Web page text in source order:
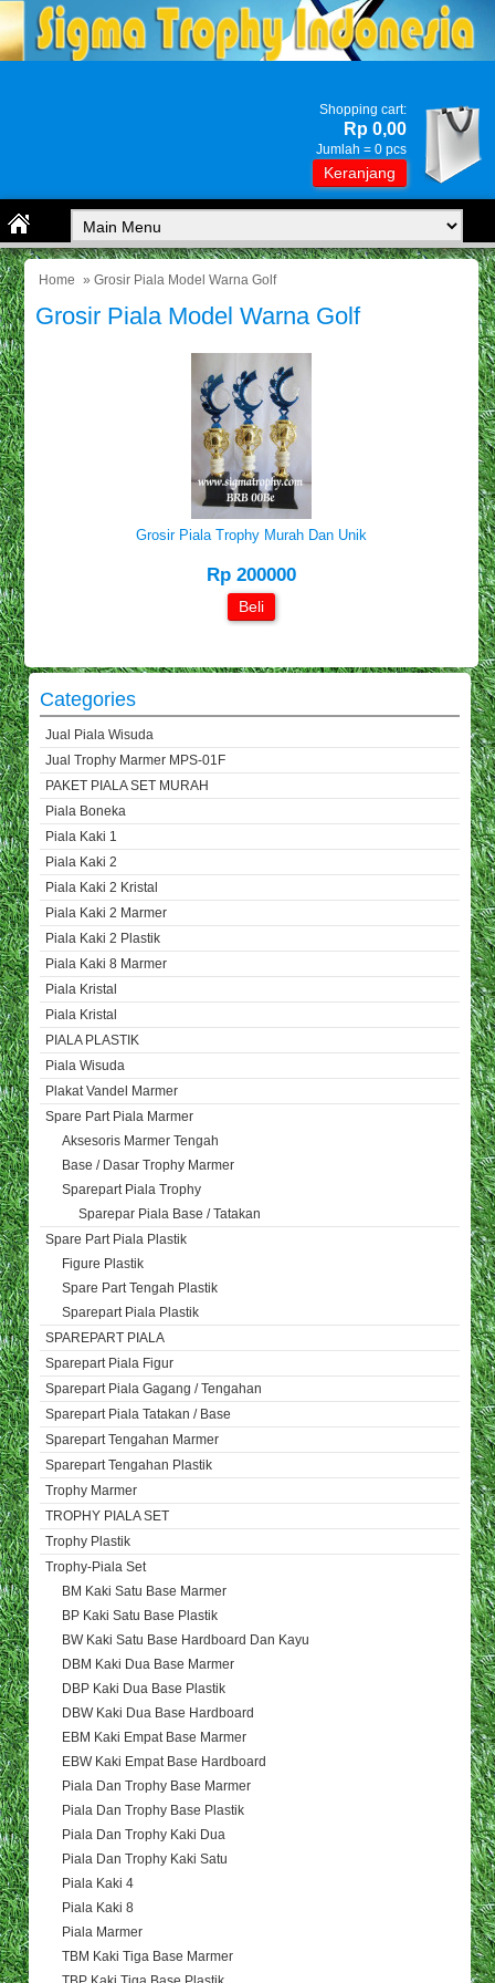
Shopping cart:
Rp 0,00
Jumlah = 0 pcs
Keranjang
Home » Grosir Piala Model Warna Golf
Grosir Piala Model Warna Golf
Grosir Piala Trophy Murah Dan Unik
Rp 200000
Beli
Categories
Jual Piala Wisuda
Jual Trophy Marmer MPS-01F
PAKET PIALA SET MURAH
Piala Boneka
Piala Kaki 1
Piala Kaki 2
Piala Kaki 2 Kristal
Piala Kaki 2 Marmer
Piala Kaki 2 Plastik
Piala Kaki 8 Marmer
Piala Kristal
Piala Kristal
PIALA PLASTIK
Piala Wisuda
Plakat Vandel Marmer
Spare Part Piala Marmer
Aksesoris Marmer Tengah
Base / Dasar Trophy Marmer
Sparepart Piala Trophy
Sparepar Piala Base / Tatakan
Spare Part Piala Plastik
Figure Plastik
Spare Part Tengah Plastik
Sparepart Piala Plastik
SPAREPART PIALA
Sparepart Piala Figur
Sparepart Piala Gagang / Tengahan
Sparepart Piala Tatakan / Base
Sparepart Tengahan Marmer
Sparepart Tengahan Plastik
Trophy Marmer
TROPHY PIALA SET
Trophy Plastik
Trophy-Piala Set
BM Kaki Satu Base Marmer
BP Kaki Satu Base Plastik
BW Kaki Satu Base Hardboard Dan Kayu
DBM Kaki Dua Base Marmer
DBP Kaki Dua Base Plastik
DBW Kaki Dua Base Hardboard
EBM Kaki Empat Base Marmer
EBW Kaki Empat Base Hardboard
Piala Dan Trophy Base Marmer
Piala Dan Trophy Base Plastik
Piala Dan Trophy Kaki Dua
Piala Dan Trophy Kaki Satu
Piala Kaki 4
Piala Kaki 8
Piala Marmer
TBM Kaki Tiga Base Marmer